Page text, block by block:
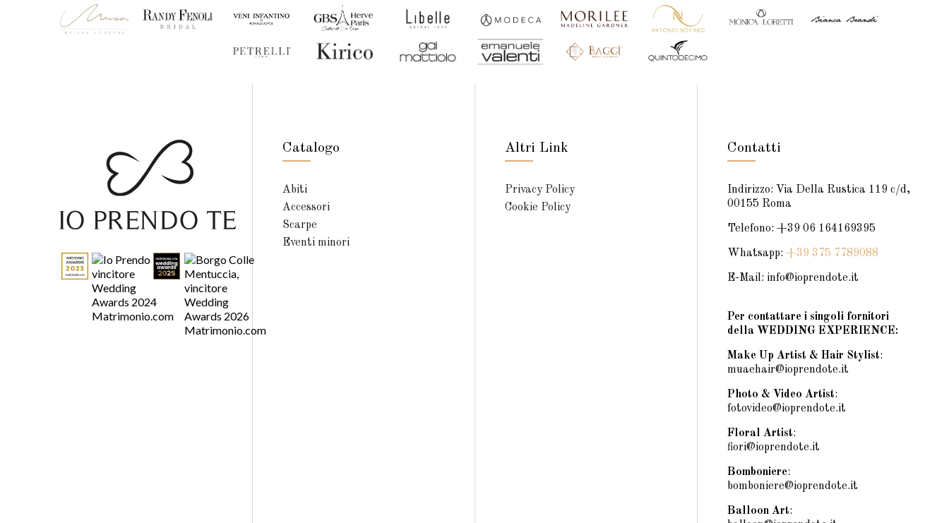
Catalogo
Abiti
Accessori
Scarpe
Eventi minori
Altri Link
Privacy Policy
Cookie Policy
Contatti
Indirizzo: Via Della Rustica 119 c/d,
00155 Roma
Telefono: +39 06 164169395
Whatsapp: +39 375 7789088
E-Mail: info@ioprendote.it
Per contattare i singoli fornitori
della WEDDING EXPERIENCE:
Make Up Artist & Hair Stylist:
muaehair@ioprendote.it
Photo & Video Artist:
fotovideo@ioprendote.it
Floral Artist:
fiori@ioprendote.it
Bomboniere:
bomboniere@ioprendote.it
Balloon Art: